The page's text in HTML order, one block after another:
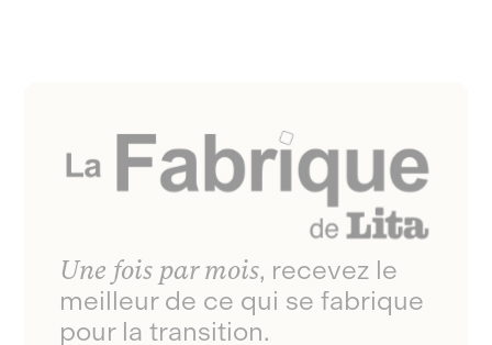
Une fois par mois, recevez le
meilleur de ce qui se fabrique
pour la transition.